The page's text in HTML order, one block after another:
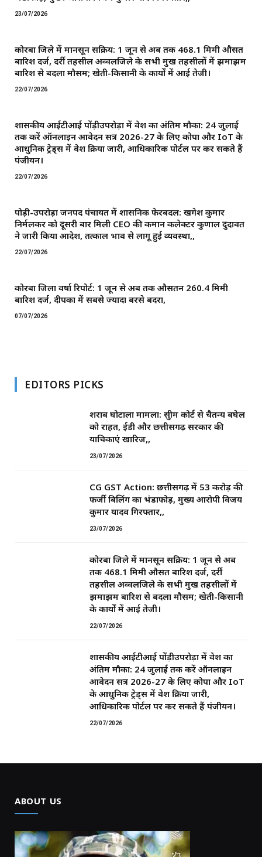
23/07/2026
कोरबा जिले में मानसून सक्रिय: 1 जून से अब तक 468.1 मिमी औसत
बारिश दर्ज, दर्री तहसील अव्वलजिले के सभी प्रमुख तहसीलों में झमाझम
बारिश से बदला मौसम; खेती-किसानी के कार्यों में आई तेजी।
22/07/2026
शासकीय आईटीआई पोंड़ीउपरोड़ा में प्रवेश का अंतिम मौका: 24 जुलाई
तक करें ऑनलाइन आवेदन सत्र 2026-27 के लिए कोपा और IoT के
आधुनिक ट्रेड्स में प्रवेश प्रक्रिया जारी, आधिकारिक पोर्टल पर कर सकते हैं
पंजीयन।
22/07/2026
पोड़ी-उपरोड़ा जनपद पंचायत में प्रशासनिक फेरबदल: खगेश कुमार
निर्मलकर को दूसरी बार मिली CEO की कमान ​कलेक्टर कुणाल दुदावत
ने जारी किया आदेश, तत्काल प्रभाव से लागू हुई व्यवस्था,,
22/07/2026
कोरबा जिला वर्षा रिपोर्ट: 1 जून से अब तक औसतन 260.4 मिमी
बारिश दर्ज, दीपका में सबसे ज्यादा बरसे बदरा,
07/07/2026
EDITORS PICKS
शराब घोटाला मामला: सुप्रीम कोर्ट से चैतन्य बघेल
को राहत, ईडी और छत्तीसगढ़ सरकार की
याचिकाएं खारिज,,
23/07/2026
CG GST Action: छत्तीसगढ़ में 53 करोड़ की
फर्जी बिलिंग का भंडाफोड़, मुख्य आरोपी विजय
कुमार यादव गिरफ्तार,,
23/07/2026
कोरबा जिले में मानसून सक्रिय: 1 जून से अब
तक 468.1 मिमी औसत बारिश दर्ज, दर्री
तहसील अव्वलजिले के सभी प्रमुख तहसीलों में
झमाझम बारिश से बदला मौसम; खेती-किसानी
के कार्यों में आई तेजी।
22/07/2026
शासकीय आईटीआई पोंड़ीउपरोड़ा में प्रवेश का
अंतिम मौका: 24 जुलाई तक करें ऑनलाइन
आवेदन सत्र 2026-27 के लिए कोपा और IoT
के आधुनिक ट्रेड्स में प्रवेश प्रक्रिया जारी,
आधिकारिक पोर्टल पर कर सकते हैं पंजीयन।
22/07/2026
ABOUT US